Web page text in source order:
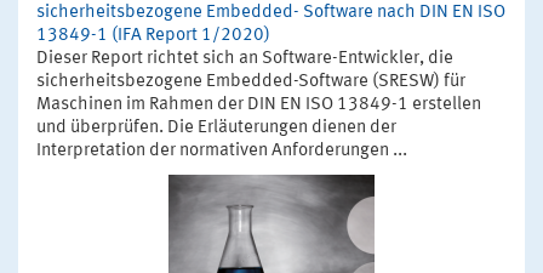
sicherheitsbezogene Embedded- Software nach DIN EN ISO
13849-1 (IFA Report 1/2020)
Dieser Report richtet sich an Software-Entwickler, die
sicherheitsbezogene Embedded-Software (SRESW) für
Maschinen im Rahmen der DIN EN ISO 13849-1 erstellen
und überprüfen. Die Erläuterungen dienen der
Interpretation der normativen Anforderungen ...